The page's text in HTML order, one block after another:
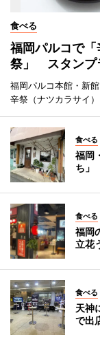
食べる
福岡パルコで
祭」 スタンプ
福岡パルコ本館・新
辛祭（ナツカラサイ
食べる
福岡
ち」
食べる
福岡
立花
食べる
天神
で出